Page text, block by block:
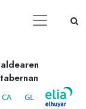
CA GL